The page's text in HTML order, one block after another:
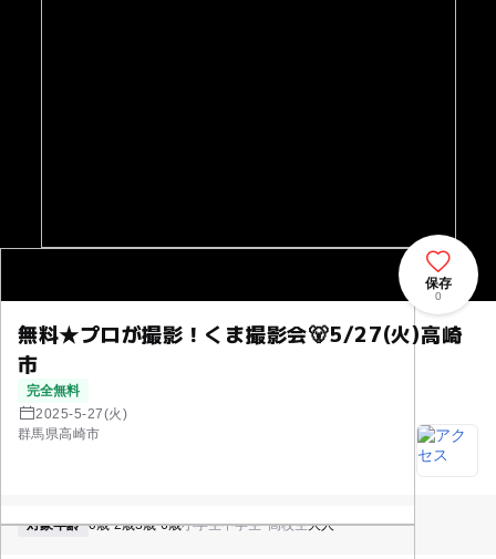
無料★プロが撮影！くま撮影会🐻5/27(火)高崎
市
完全無料
2025-5-27(火)
群馬県高崎市
保存
0
対象年齢 0歳-2歳3歳-6歳小学生中学生･高校生大人